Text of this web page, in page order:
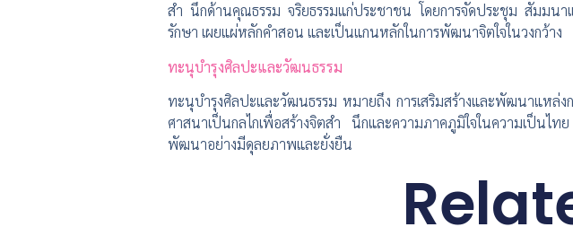
สำ นึกด้านคุณธรรม จริยธรรมแก่ประชาชน โดยการจัดประชุม สัมมน
รักษา เผยแผ่หลักคำสอน และเป็นแกนหลักในการพัฒนาจิตใจในวงกว้าง
ทะนุบำรุงศิลปะและวัฒนธรรม
ทะนุบำรุงศิลปะและวัฒนธรรม หมายถึง การเสริมสร้างและพัฒนาแหล่ง
ศาสนาเป็นกลไกเพื่อสร้างจิตสำ นึกและความภาคภูมิใจในความเป็
พัฒนาอย่างมีดุลยภาพและยั่งยืน